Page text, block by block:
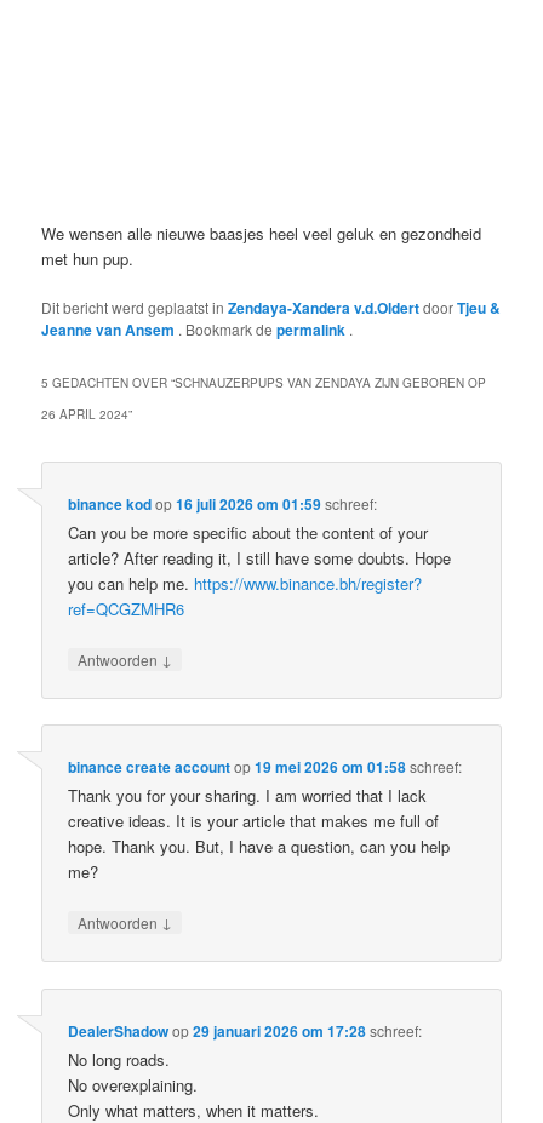
We wensen alle nieuwe baasjes heel veel geluk en gezondheid
met hun pup.
Dit bericht werd geplaatst inZendaya-Xandera v.d.OldertdoorTjeu &
Jeanne van Ansem . Bookmark depermalink .
5 GEDACHTEN OVER “SCHNAUZERPUPS VAN ZENDAYA ZIJN GEBOREN OP
26 APRIL 2024”
binance kodop16 juli 2026 om 01:59schreef:
Can you be more specific about the content of your
article? After reading it, I still have some doubts. Hope
you can help me. https://www.binance.bh/register?
ref=QCGZMHR6
Antwoorden ↓
binance create accountop19 mei 2026 om 01:58schreef:
Thank you for your sharing. I am worried that I lack
creative ideas. It is your article that makes me full of
hope. Thank you. But, I have a question, can you help
me?
Antwoorden ↓
DealerShadowop29 januari 2026 om 17:28schreef:
No long roads.
No overexplaining.
Only what matters, when it matters.